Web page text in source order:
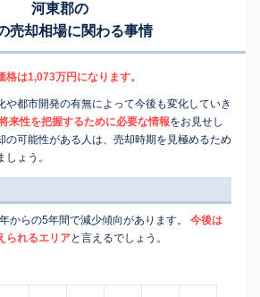
河東郡の
売却相場に関わる事情
は1,073万円になります。
や都市開発の有無によって今後も変化していき
来性を把握するために必要な情報をお見せし
の可能性がある人は、売却時期を見極めるため
ょう。
からの5年間で減少傾向があります。
今後は
られるエリアと言えるでしょう。